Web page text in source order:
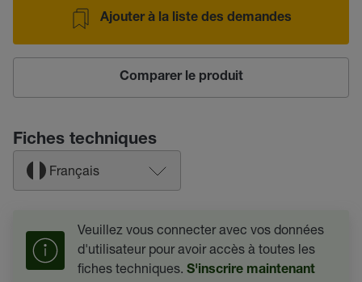
Ajouter à la liste des demandes
Comparer le produit
Fiches techniques
Français
Veuillez vous connecter avec vos données
d'utilisateur pour avoir accès à toutes les
fiches techniques. S'inscrire maintenant